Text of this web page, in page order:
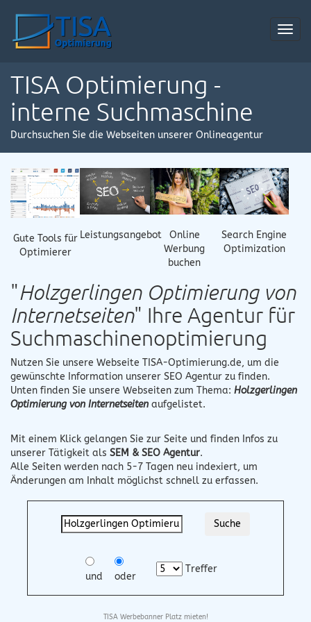
TISA Optimierung -
interne Suchmaschine
Durchsuchen Sie die Webseiten unserer Onlineagentur
Gute Tools für
Optimierer
Leistungsangebot
Online
Werbung
buchen
Search Engine
Optimization
"Holzgerlingen Optimierung von
Internetseiten" Ihre Agentur für
Suchmaschinenoptimierung
Nutzen Sie unsere Webseite TISA-Optimierung.de, um die
gewünschte Information unserer SEO Agentur zu finden.
Unten finden Sie unsere Webseiten zum Thema: Holzgerlingen
Optimierung von Internetseiten aufgelistet.
Mit einem Klick gelangen Sie zur Seite und finden Infos zu
unserer Tätigkeit als SEM & SEO Agentur.
Alle Seiten werden nach 5-7 Tagen neu indexiert, um
Änderungen am Inhalt möglichst schnell zu erfassen.
und oder
Treffer
TISA Werbebanner Platz mieten!